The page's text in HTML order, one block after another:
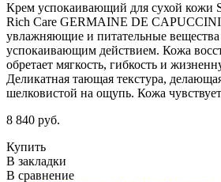
Крем успокаивающий для сухой кожи
Rich Care GERMAINE DE CAPUCCINI
увлажняющие и питательные
успокаивающим действием. Кожа
обретает мягкость, гибкость и
Деликатная тающая текстура,
шелковистой на ощупь. Кожа
8 840 руб.
Купить
В закладки
В сравнение